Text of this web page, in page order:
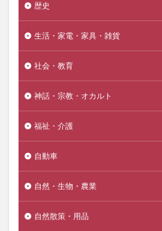
歴史
生活・家電・家具・雑貨
社会・教育
神話・宗教・オカルト
福祉・介護
自動車
自然・生物・農業
自然散策・用品